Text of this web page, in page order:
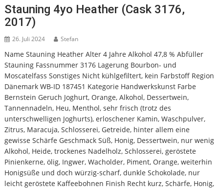
Stauning 4yo Heather (Cask 3176,
2017)
26. Juli 2024 Stefan
Name Stauning Heather Alter 4 Jahre Alkohol 47,8 % Abfüller
Stauning Fassnummer 3176 Lagerung Bourbon- und
Moscatelfass Sonstiges Nicht kühlgefiltert, kein Farbstoff Region
Dänemark WB-ID 187451 Kategorie Handwerkskunst Farbe
Bernstein Geruch Joghurt, Orange, Alkohol, Dessertwein,
Tannennadeln, Heu, Menthol, sehr frisch (trotz des
unterschwelligen Joghurts), erloschener Kamin, Waschpulver,
Zitrus, Maracuja, Schlosserei, Getreide, hinter allem eine
gewisse Schärfe Geschmack Süß, Honig, Dessertwein, nur wenig
Alkohol, Heide, trockenes Nadelholz, Schlosserei, geröstete
Pinienkerne, ölig, Ingwer, Wacholder, Piment, Orange, weiterhin
Honigsüße und doch würzig-scharf, dunkle Schokolade, nur
leicht geröstete Kaffeebohnen Finish Recht kurz, Schärfe, Honig,